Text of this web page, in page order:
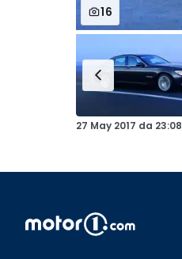
16
27 May 2017 da 23:08